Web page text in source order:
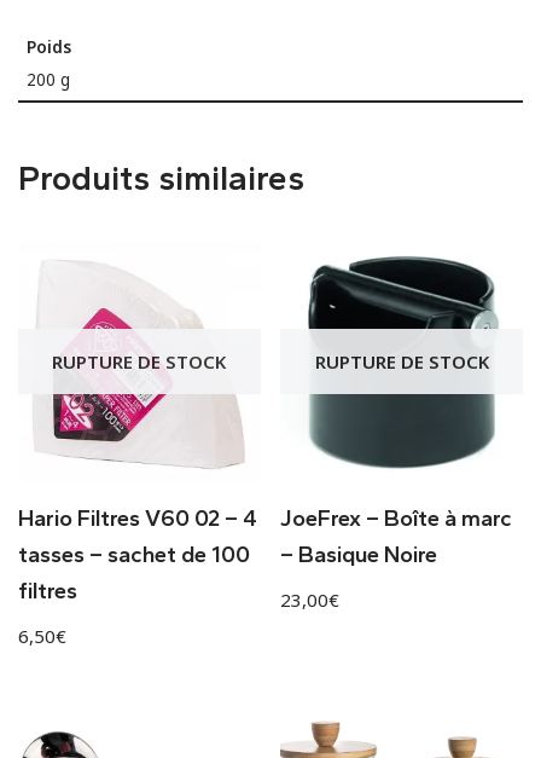
Poids
200 g
Produits similaires
RUPTURE DE STOCK
Hario Filtres V60 02 – 4
tasses – sachet de 100
filtres
6,50€
RUPTURE DE STOCK
JoeFrex – Boîte à marc
– Basique Noire
23,00€